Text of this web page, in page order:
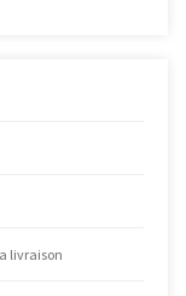
livraison